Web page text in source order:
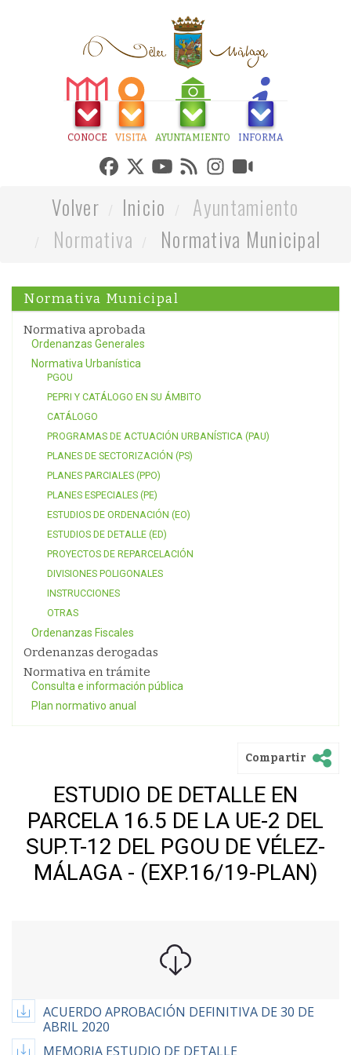
CONOCE VISITA AYUNTAMIENTO INFORMA
Volver Inicio
Ayuntamiento
Normativa
Normativa Municipal
Normativa Municipal
Normativa aprobada
Ordenanzas Generales
Normativa Urbanística
PGOU
PEPRI Y CATÁLOGO EN SU ÁMBITO
CATÁLOGO
PROGRAMAS DE ACTUACIÓN URBANÍSTICA (PAU)
PLANES DE SECTORIZACIÓN (PS)
PLANES PARCIALES (PPO)
PLANES ESPECIALES (PE)
ESTUDIOS DE ORDENACIÓN (EO)
ESTUDIOS DE DETALLE (ED)
PROYECTOS DE REPARCELACIÓN
DIVISIONES POLIGONALES
INSTRUCCIONES
OTRAS
Ordenanzas Fiscales
Ordenanzas derogadas
Normativa en trámite
Consulta e información pública
Plan normativo anual
Compartir
ESTUDIO DE DETALLE EN
PARCELA 16.5 DE LA UE-2 DEL
SUP.T-12 DEL PGOU DE VÉLEZ-
MÁLAGA - (EXP.16/19-PLAN)
ACUERDO APROBACIÓN DEFINITIVA DE 30 DE
ABRIL 2020
MEMORIA ESTUDIO DE DETALLE